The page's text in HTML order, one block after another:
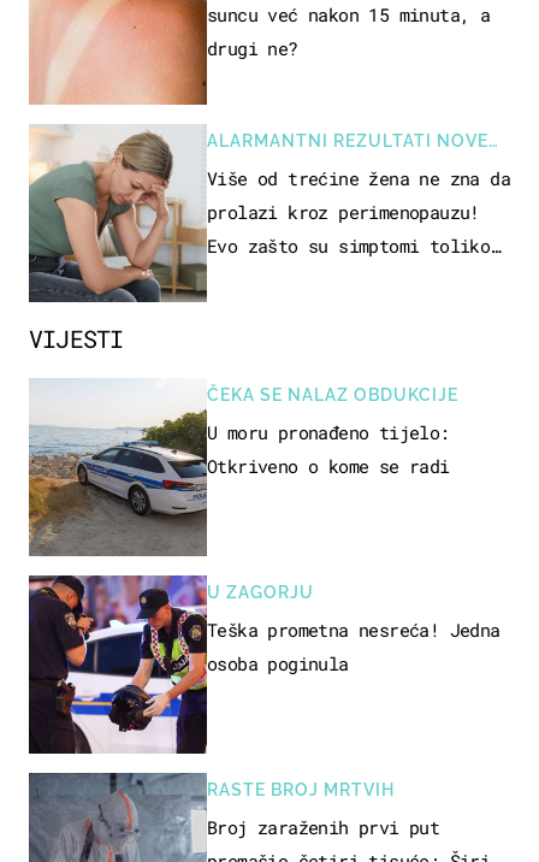
VIJESTI
ČEKA SE NALAZ OBDUKCIJE
U moru pronađeno tijelo:
Otkriveno o kome se radi
U ZAGORJU
Teška prometna nesreća! Jedna
osoba poginula
RASTE BROJ MRTVIH
Broj zaraženih prvi put
suncu već nakon 15 minuta, a
drugi ne?
ALARMANTNI REZULTATI NOVE
STUDIJE
Više od trećine žena ne zna da
prolazi kroz perimenopauzu!
Evo zašto su simptomi toliko